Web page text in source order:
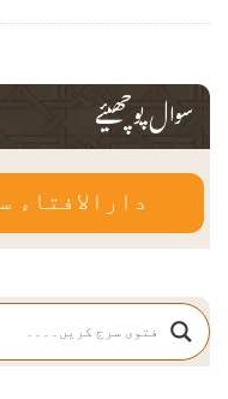
سوال پوچھیئے
دارالافتاء